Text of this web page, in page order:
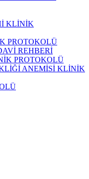
KLİNİK
PROTOKOLÜ
REHBERİ
PROTOKOLÜ
ANEMİSİ KLİNİK